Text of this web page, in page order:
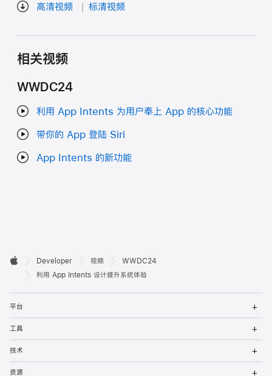
高清视频 标清视频
相关视频
WWDC24
利用 App Intents 为用户奉上 App 的核心功能
带你的 App 登陆 Siri
App Intents 的新功能
开
者
页
脚

Apple
Developer 视频
WWDC24
利用 App Intents 设计提升系统体验
平台
工具
技术
资源